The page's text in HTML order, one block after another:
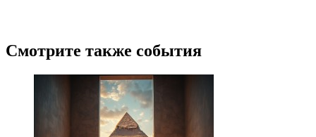
Смотрите также события